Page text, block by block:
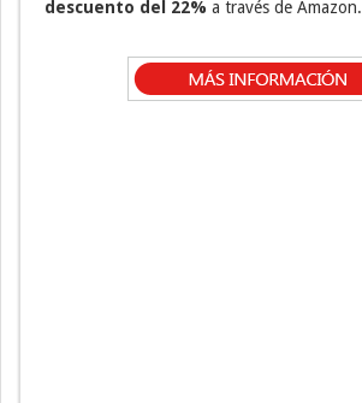
descuento del 22% a través de Amazon.